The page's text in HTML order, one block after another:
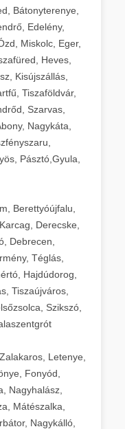
Bátonyterenye,
Edelény,
Miskolc, Eger,
Heves,
Kisújszállás,
Tiszaföldvár,
Szarvas,
Nagykáta,
Pásztó,Gyula,
Berettyóújfalu,
Derecske,
Debrecen,
Téglás,
Hajdúdorog,
Tiszaújváros,
Szikszó,
Letenye,
Fonyód,
Nagyhalász,
Mátészalka,
Nagykálló,